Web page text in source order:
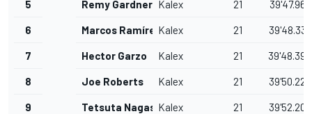
5 Remy Gardner Kalex 21 39'47.967
6 Marcos RamírezKalex 21 39'48.332
7 Hector Garzo Kalex 21 39'48.394
8 Joe Roberts Kalex 21 39'50.226
9 Tetsuta Nagashima
Kalex 21 39'52.202